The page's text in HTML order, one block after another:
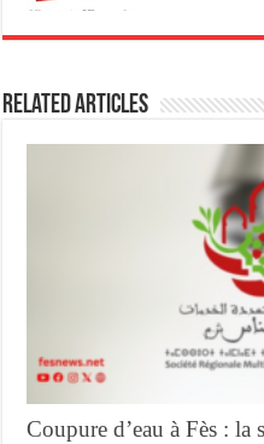
Related Articles
Coupure d’eau à Fès : la